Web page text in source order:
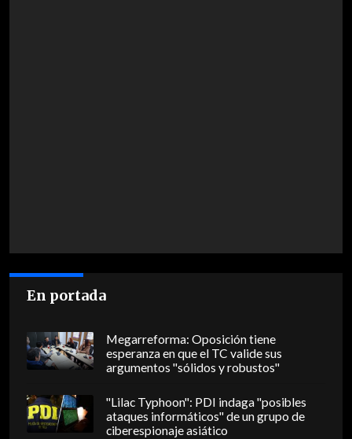
En portada
Megarreforma: Oposición tiene
esperanza en que el TC valide sus
argumentos "sólidos y robustos"
"Lilac Typhoon": PDI indaga "posibles
ataques informáticos" de un grupo de
ciberespionaje asiático